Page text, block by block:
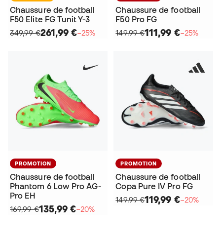
Chaussure de football
F50 Elite FG Tunit Y-3
349,99 €261,99 €−25%
Chaussure de football
F50 Pro FG
149,99 €111,99 €−25%
PROMOTION
Chaussure de football
Phantom 6 Low Pro AG-
Pro EH
169,99 €135,99 €−20%
PROMOTION
Chaussure de football
Copa Pure IV Pro FG
149,99 €119,99 €−20%